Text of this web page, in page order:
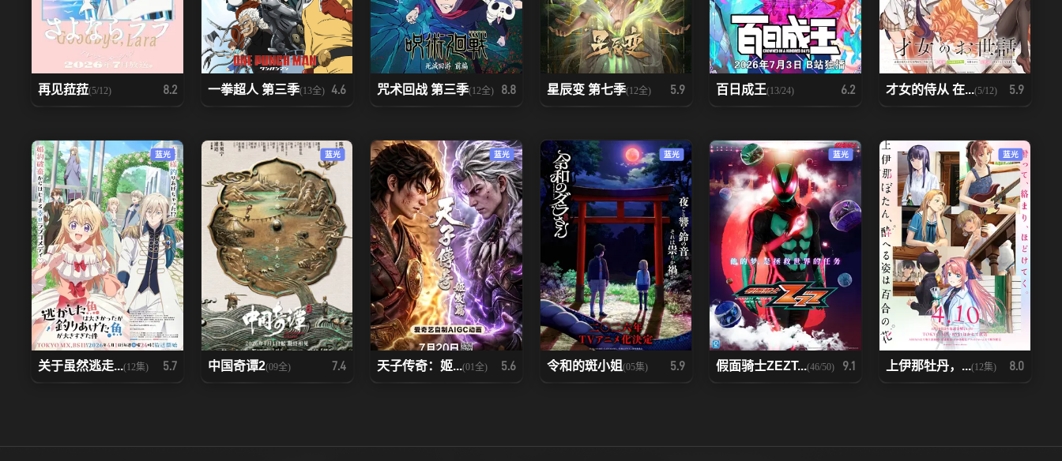
71 72 73 75 76 77
78 79 80 82 83 84
85 86 87 89 91
92 93 94 96 97 98
99 100 101 103 104 105
106 107 108 110 111 112
113 114 115 117 118 119
120 121 122 124 125 126
127 128 129 131 132 133
再见菈菈(5/12) 8.2 一拳超人 第三季(13全) 4.6 咒术回战 第三季(12全) 8.8 星辰变 第七季(12全) 5.9 百日成王(13/24) 6.2 才女的侍从 在...(5/12) 5.9
蓝光
关于虽然逃走...(12集) 5.7
蓝光
中国奇谭2(09全) 7.4
蓝光
天子传奇：姬...(01全) 5.6
蓝光
令和的斑小姐(05集) 5.9
蓝光
假面骑士ZEZT...(46/50) 9.1
蓝光
上伊那牡丹，...(12集) 8.0